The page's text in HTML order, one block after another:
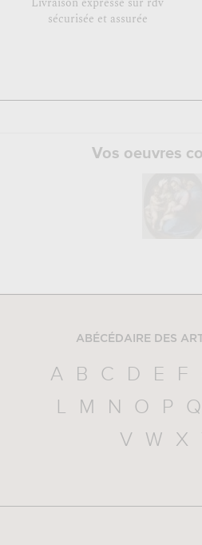
sécurisée et assurée
Vos oeuvres
ABÉCÉDAIRE DES
A B C D E F
L
M N O P Q
V
W X